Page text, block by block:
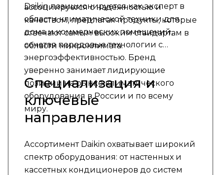
ассоциируется с надежностью и
качеством, предлагая продукты, которые
отвечают самым высоким стандартам в
области микроклимата.
Daikin позиционируется как эксперт в
области климатической техники для
дома и коммерческих помещений,
сочетая передовые технологии с
энергоэффективностью. Бренд
уверенно занимает лидирующие
позиции на рынке климатического
оборудования в России и по всему
миру.
Специализация и
ключевые
направления
Ассортимент Daikin охватывает широкий
спектр оборудования: от настенных и
кассетных кондиционеров до систем